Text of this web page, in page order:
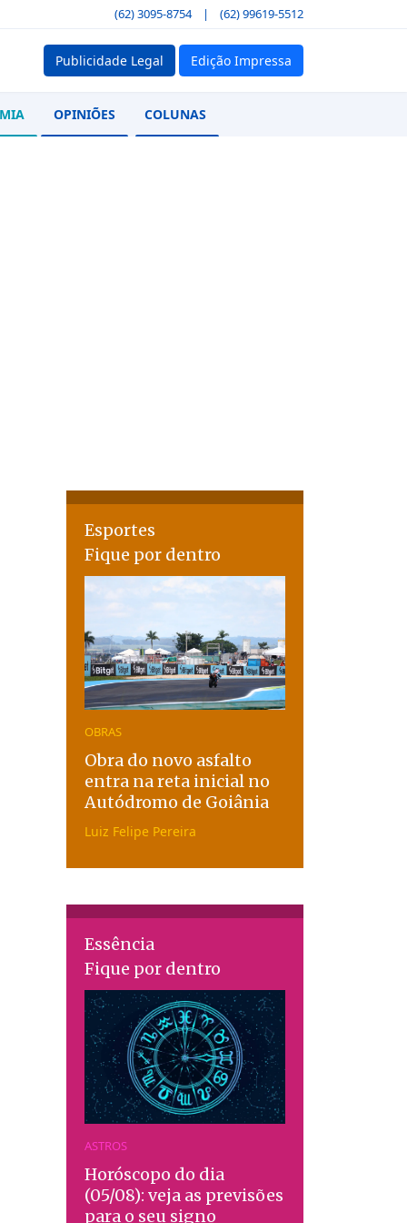
(62) 3095-8754 | (62) 99619-5512
Publicidade Legal Edição Impressa
OPINIÕES COLUNAS
Esportes
Fique por dentro
OBRAS
Obra do novo asfalto
entra na reta inicial no
Autódromo de Goiânia
Luiz Felipe Pereira
Essência
Fique por dentro
ASTROS
Horóscopo do dia
(05/08): veja as previsões
para o seu signo